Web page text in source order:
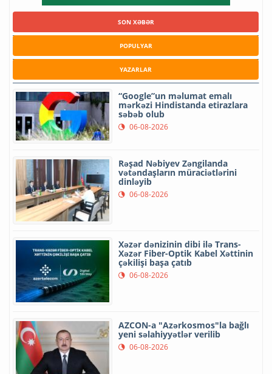
SON XƏBƏR
POPULYAR
YAZARLAR
“Google”un məlumat emalı
mərkəzi Hindistanda etirazlara
səbəb olub
06-08-2026
Rəşad Nəbiyev Zəngilanda
vətəndaşların müraciətlərini
dinləyib
06-08-2026
Xəzər dənizinin dibi ilə Trans-
Xəzər Fiber-Optik Kabel Xəttinin
çəkilişi başa çatıb
06-08-2026
AZCON-a "Azərkosmos"la bağlı
yeni səlahiyyətlər verilib
06-08-2026